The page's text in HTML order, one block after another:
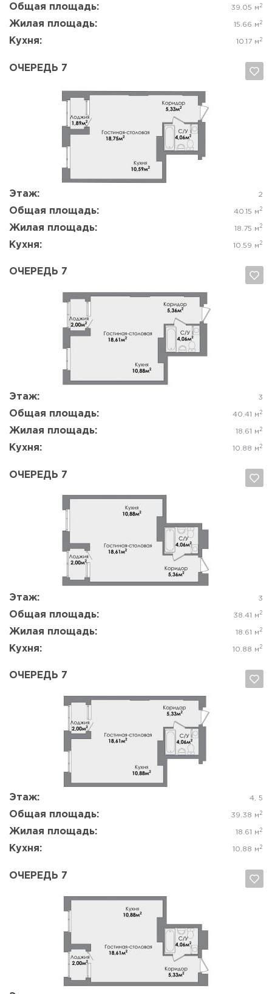
Общая площадь: 39.05 м 2
Жилая площадь: 15.66 м 2
Кухня: 10.17 м 2
ОЧЕРЕДЬ 7
Этаж: 2
Общая площадь: 40.15 м 2
Жилая площадь: 18.75 м 2
Кухня: 10.59 м 2
Да, удалить Отмена
ОЧЕРЕДЬ 7
Этаж: 3
Общая площадь: 40.41 м 2
Жилая площадь: 18.61 м 2
Кухня: 10.88 м 2
Да, удалить Отмена
ОЧЕРЕДЬ 7
Этаж: 3
Общая площадь: 38.41 м 2
Жилая площадь: 18.61 м 2
Кухня: 10.88 м 2
ОЧЕРЕДЬ 7
Этаж: 4, 5
Общая площадь: 39.38 м 2
Жилая площадь: 18.61 м 2
Кухня: 10.88 м 2
Да, удалить Отмена
ОЧЕРЕДЬ 7